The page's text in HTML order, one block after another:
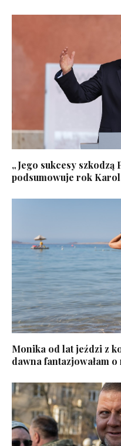
„Jego sukcesy szkodzą
podsumowuje rok
Monika od lat jeździ z
dawna fantazjowałam